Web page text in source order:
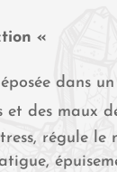
«
dans
et des maux
régule le